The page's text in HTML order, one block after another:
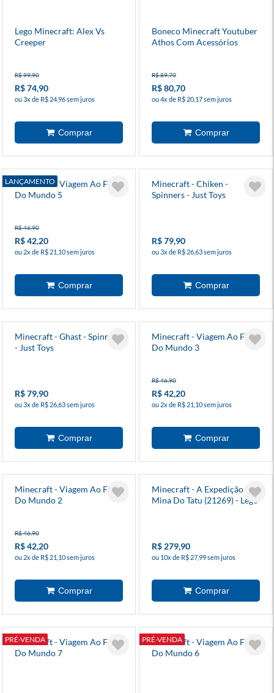
Lego Minecraft: Alex Vs
Creeper
R$ 99,90
R$ 74,90
ou 3x de R$ 24,96 sem juros
Boneco Minecraft Youtuber
Athos Com Acessórios
R$ 89,70
R$ 80,70
ou 4x de R$ 20,17 sem juros
LANÇAMENTO
Minecraft - Viagem Ao Fim
Do Mundo 5
R$ 46,90
R$ 42,20
ou 2x de R$ 21,10 sem juros
Minecraft - Chiken -
Spinners - Just Toys
R$ 79,90
ou 3x de R$ 26,63 sem juros
Minecraft - Ghast - Spinners
- Just Toys
R$ 79,90
ou 3x de R$ 26,63 sem juros
Minecraft - Viagem Ao Fim
Do Mundo 3
R$ 46,90
R$ 42,20
ou 2x de R$ 21,10 sem juros
Minecraft - Viagem Ao Fim
Do Mundo 2
R$ 46,90
R$ 42,20
ou 2x de R$ 21,10 sem juros
Minecraft - A Expedição Na
Mina Do Tatu (21269) - Lego
R$ 279,90
ou 10x de R$ 27,99 sem juros
PRÉ-VENDA
Minecraft - Viagem Ao Fim
Do Mundo 7
PRÉ-VENDA
Minecraft - Viagem Ao Fim
Do Mundo 6